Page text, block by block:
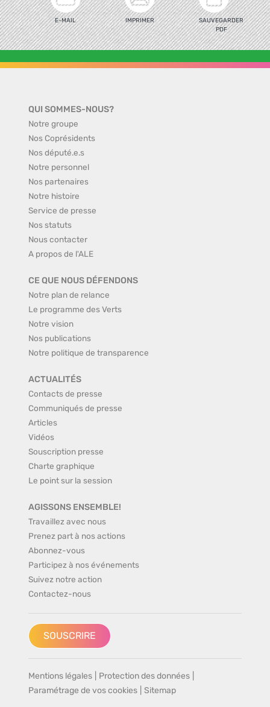
E-MAIL IMPRIMER
SAUVEGARDER
PDF
QUI SOMMES-NOUS?
Notre groupe
Nos Coprésidents
Nos député.e.s
Notre personnel
Nos partenaires
Notre histoire
Service de presse
Nos statuts
Nous contacter
A propos de l'ALE
CE QUE NOUS DÉFENDONS
Notre plan de relance
Le programme des Verts
Notre vision
Nos publications
Notre politique de transparence
ACTUALITÉS
Contacts de presse
Communiqués de presse
Articles
Vidéos
Souscription presse
Charte graphique
Le point sur la session
AGISSONS ENSEMBLE!
Travaillez avec nous
Prenez part à nos actions
Abonnez-vous
Participez à nos événements
Suivez notre action
Contactez-nous
SOUSCRIRE
Mentions légales Protection des données
Paramétrage de vos cookies
Sitemap